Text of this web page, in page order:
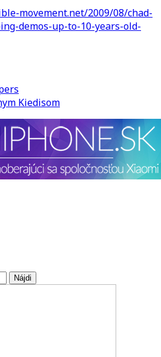
movement.net/2009/08/chad-
demos-up-to-10-years-old-
Kiedisom